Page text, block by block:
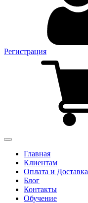
Регистрация
Главная
Клиентам
Оплата и Доставка
Блог
Контакты
Обучение